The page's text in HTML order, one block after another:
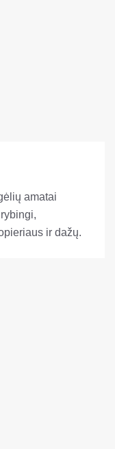
amatai
ir dažų.